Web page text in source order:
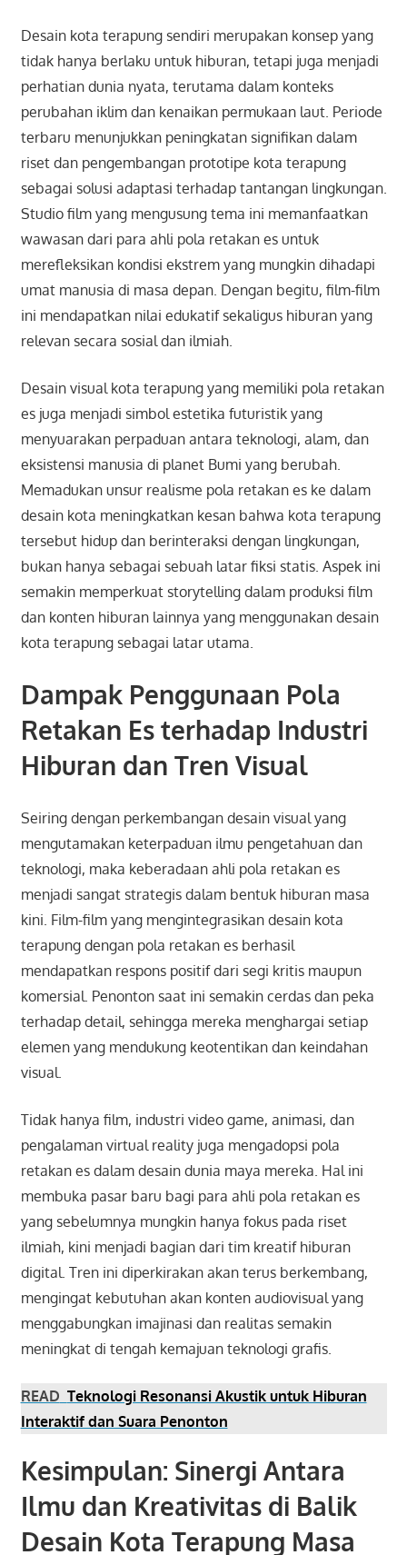
Desain kota terapung sendiri merupakan konsep yang
tidak hanya berlaku untuk hiburan, tetapi juga menjadi
perhatian dunia nyata, terutama dalam konteks
perubahan iklim dan kenaikan permukaan laut. Periode
terbaru menunjukkan peningkatan signifikan dalam
riset dan pengembangan prototipe kota terapung
sebagai solusi adaptasi terhadap tantangan lingkungan.
Studio film yang mengusung tema ini memanfaatkan
wawasan dari para ahli pola retakan es untuk
merefleksikan kondisi ekstrem yang mungkin dihadapi
umat manusia di masa depan. Dengan begitu, film-film
ini mendapatkan nilai edukatif sekaligus hiburan yang
relevan secara sosial dan ilmiah.
Desain visual kota terapung yang memiliki pola retakan
es juga menjadi simbol estetika futuristik yang
menyuarakan perpaduan antara teknologi, alam, dan
eksistensi manusia di planet Bumi yang berubah.
Memadukan unsur realisme pola retakan es ke dalam
desain kota meningkatkan kesan bahwa kota terapung
tersebut hidup dan berinteraksi dengan lingkungan,
bukan hanya sebagai sebuah latar fiksi statis. Aspek ini
semakin memperkuat storytelling dalam produksi film
dan konten hiburan lainnya yang menggunakan desain
kota terapung sebagai latar utama.
Dampak Penggunaan Pola
Retakan Es terhadap Industri
Hiburan dan Tren Visual
Seiring dengan perkembangan desain visual yang
mengutamakan keterpaduan ilmu pengetahuan dan
teknologi, maka keberadaan ahli pola retakan es
menjadi sangat strategis dalam bentuk hiburan masa
kini. Film-film yang mengintegrasikan desain kota
terapung dengan pola retakan es berhasil
mendapatkan respons positif dari segi kritis maupun
komersial. Penonton saat ini semakin cerdas dan peka
terhadap detail, sehingga mereka menghargai setiap
elemen yang mendukung keotentikan dan keindahan
visual.
Tidak hanya film, industri video game, animasi, dan
pengalaman virtual reality juga mengadopsi pola
retakan es dalam desain dunia maya mereka. Hal ini
membuka pasar baru bagi para ahli pola retakan es
yang sebelumnya mungkin hanya fokus pada riset
ilmiah, kini menjadi bagian dari tim kreatif hiburan
digital. Tren ini diperkirakan akan terus berkembang,
mengingat kebutuhan akan konten audiovisual yang
menggabungkan imajinasi dan realitas semakin
meningkat di tengah kemajuan teknologi grafis.
READ Teknologi Resonansi Akustik untuk Hiburan
Interaktif dan Suara Penonton
Kesimpulan: Sinergi Antara
Ilmu dan Kreativitas di Balik
Desain Kota Terapung Masa